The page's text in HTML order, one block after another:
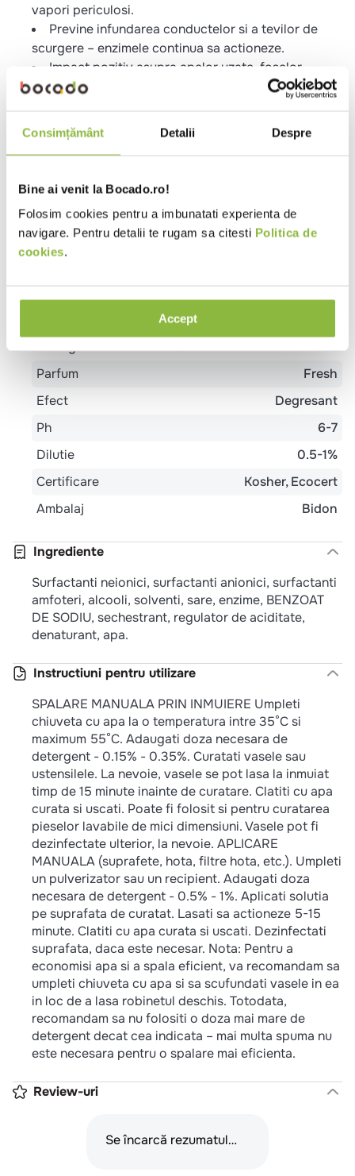
Consimțământ Detalii Despre
Bine ai venit la Bocado.ro!
Folosim cookies pentru a imbunatati experienta de
navigare. Pentru detalii te rugam sa citesti Politica de
cookies.
Accept
vapori periculosi.
Previne infundarea conductelor si a tevilor de
scurgere – enzimele continua sa actioneze.
Impact pozitiv asupra apelor uzate, foselor
septice, sau separatoarelor de grasimi.
Rata de biodegradare > 96 % in 28 de zile (OCDE
302B).
Testat sub control dermatologic*. * de catre
(Anexa 1 Capitolul B.40 privind iritarea pielii) si liniile
Specificatii
Tip produs
Detergent vase
Multi-suprafete
Parfum
Fresh
Efect
Degresant
Ph
6-7
Dilutie
0.5-1%
Certificare
Kosher Ecocert
Ambalaj
Bidon
Ingrediente
Surfactanti neionici, surfactanti anionici, surfactanti
amfoteri, alcooli, solventi, sare, enzime, BENZOAT
DE SODIU, sechestrant, regulator de aciditate,
denaturant, apa.
Instructiuni pentru utilizare
SPALARE MANUALA PRIN INMUIERE Umpleti
chiuveta cu apa la o temperatura intre 35°C si
maximum 55°C. Adaugati doza necesara de
detergent - 0.15% - 0.35%. Curatati vasele sau
ustensilele. La nevoie, vasele se pot lasa la inmuiat
timp de 15 minute inainte de curatare. Clatiti cu apa
curata si uscati. Poate fi folosit si pentru curatarea
pieselor lavabile de mici dimensiuni. Vasele pot fi
dezinfectate ulterior, la nevoie. APLICARE
MANUALA (suprafete, hota, filtre hota, etc.). Umpleti
un pulverizator sau un recipient. Adaugati doza
necesara de detergent - 0.5% - 1%. Aplicati solutia
pe suprafata de curatat. Lasati sa actioneze 5-15
minute. Clatiti cu apa curata si uscati. Dezinfectati
suprafata, daca este necesar. Nota: Pentru a
economisi apa si a spala eficient, va recomandam sa
umpleti chiuveta cu apa si sa scufundati vasele in ea
in loc de a lasa robinetul deschis. Totodata,
recomandam sa nu folositi o doza mai mare de
detergent decat cea indicata – mai multa spuma nu
este necesara pentru o spalare mai eficienta.
Review-uri
Se încarcă rezumatul…